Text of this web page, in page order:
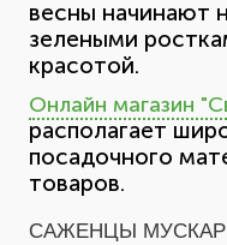
весны начинают
зелеными
красотой.
Онлайн магазин
располагает
посадочного
товаров.
САЖЕНЦЫ